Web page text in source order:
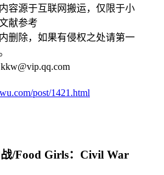
容源于互联网搬运，仅限于小
献参考
删除，如果有侵权之处请第一
post/1421.html
/Food Girls：Civil War